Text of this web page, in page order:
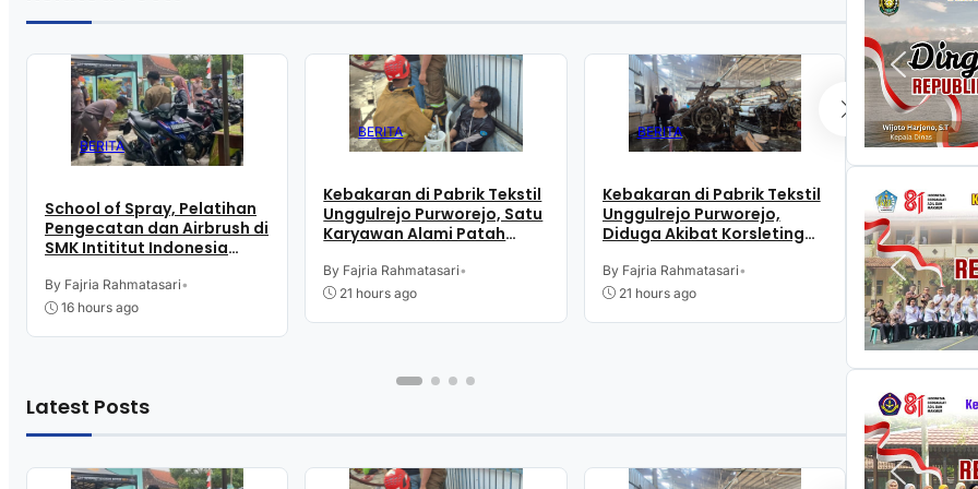
BERITA
School of Spray, Pelatihan
Pengecatan dan Airbrush di
SMK Intititut Indonesia
By Fajria Rahmatasari•
16 hours ago
BERITA
Kebakaran di Pabrik Tekstil
Unggulrejo Purworejo, Satu
Karyawan Alami Patah
Sesak Nafas
By Fajria Rahmatasari•
21 hours ago
BERITA
Kebakaran di Pabrik Tekstil
Unggulrejo Purworejo,
Diduga Akibat Korsleting
By Fajria Rahmatasari•
21 hours ago
BERITA
Kapan
dan
By Fajria
7 August
Latest Posts